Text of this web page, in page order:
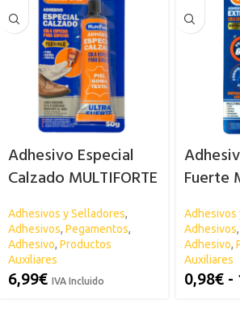
Adhesivo Especial
Calzado MULTIFORTE
Adhesivos y Selladores,
Adhesivos, Pegamentos,
Adhesivo, Productos
Auxiliares
6,99€ IVA Incluido
Fuerte
Adhesivos
Adhesivos,
Adhesivo,
Auxiliares
0,98€ -